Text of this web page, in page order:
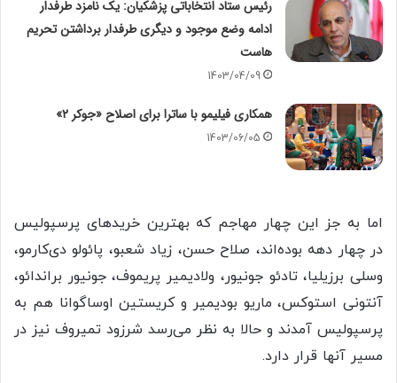
رئیس ستاد انتخاباتی پزشکیان: یک نامزد طرفدار
ادامه وضع موجود و دیگری طرفدار برداشتن تحریم
هاست
1403/04/09
همکاری فیلیمو با ساترا برای اصلاح «جوکر ۲»
1403/06/05
اما به جز این چهار مهاجم که بهترین خریدهای پرسپولیس
در چهار دهه بوده‌اند، صلاح حسن، زیاد شعبو، پائولو دی‌کارمو،
وسلی برزیلیا، تادئو جونیور، ولادیمیر پریموف، جونیور براندائو،
آنتونی استوکس، ماریو بودیمیر و کریستین اوساگوانا هم به
پرسپولیس آمدند و حالا به نظر می‌رسد شرزود تمیروف نیز در
مسیر آنها قرار دارد.